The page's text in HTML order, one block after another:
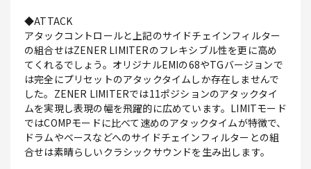
◆ATTACK
アタックコントロールと上記のサイドチェインフィルター
の組合せはZENER LIMITERのフレキシブル性を更に高め
てくれるでしょう。オリジナルEMIの68やTGバージョンで
は完全にプリセットのアタックタイムしか存在しませんで
した。ZENER LIMITERでは11ポジションのアタックタイ
ムを実現し表現の幅を飛躍的に広めています。LIMITモード
ではCOMPモードに比べて速めのアタックタイムが特徴で、
ドラムやベースなどへのサイドチェインフィルターとの組
合せは素晴らしいクラシックサウンドを生み出します。